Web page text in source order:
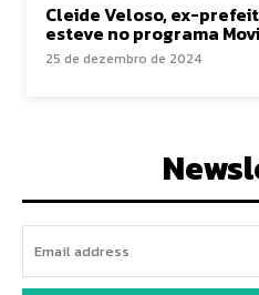
Cleide Veloso, ex-
esteve no programa
25 de dezembro de 2024